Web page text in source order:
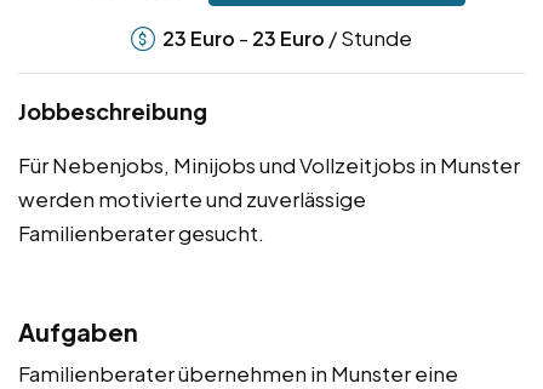
23 Euro - 23 Euro / Stunde
Jobbeschreibung
Für Nebenjobs, Minijobs und Vollzeitjobs in Munster
werden motivierte und zuverlässige
Familienberater gesucht.
Aufgaben
Familienberater übernehmen in Munster eine